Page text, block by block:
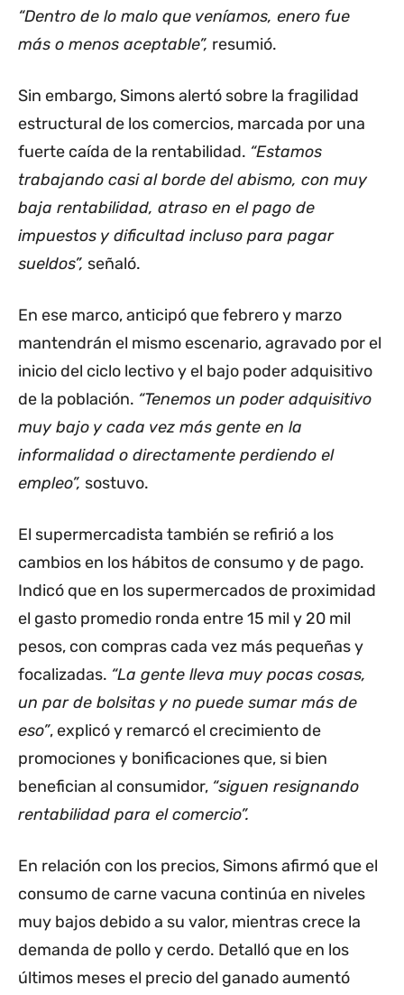
“Dentro de lo malo que veníamos, enero fue
más o menos aceptable”, resumió.
Sin embargo, Simons alertó sobre la fragilidad
estructural de los comercios, marcada por una
fuerte caída de la rentabilidad. “Estamos
trabajando casi al borde del abismo, con muy
baja rentabilidad, atraso en el pago de
impuestos y dificultad incluso para pagar
sueldos”, señaló.
En ese marco, anticipó que febrero y marzo
mantendrán el mismo escenario, agravado por el
inicio del ciclo lectivo y el bajo poder adquisitivo
de la población. “Tenemos un poder adquisitivo
muy bajo y cada vez más gente en la
informalidad o directamente perdiendo el
empleo”, sostuvo.
El supermercadista también se refirió a los
cambios en los hábitos de consumo y de pago.
Indicó que en los supermercados de proximidad
el gasto promedio ronda entre 15 mil y 20 mil
pesos, con compras cada vez más pequeñas y
focalizadas. “La gente lleva muy pocas cosas,
un par de bolsitas y no puede sumar más de
eso”, explicó y remarcó el crecimiento de
promociones y bonificaciones que, si bien
benefician al consumidor, “siguen resignando
rentabilidad para el comercio”.
En relación con los precios, Simons afirmó que el
consumo de carne vacuna continúa en niveles
muy bajos debido a su valor, mientras crece la
demanda de pollo y cerdo. Detalló que en los
últimos meses el precio del ganado aumentó